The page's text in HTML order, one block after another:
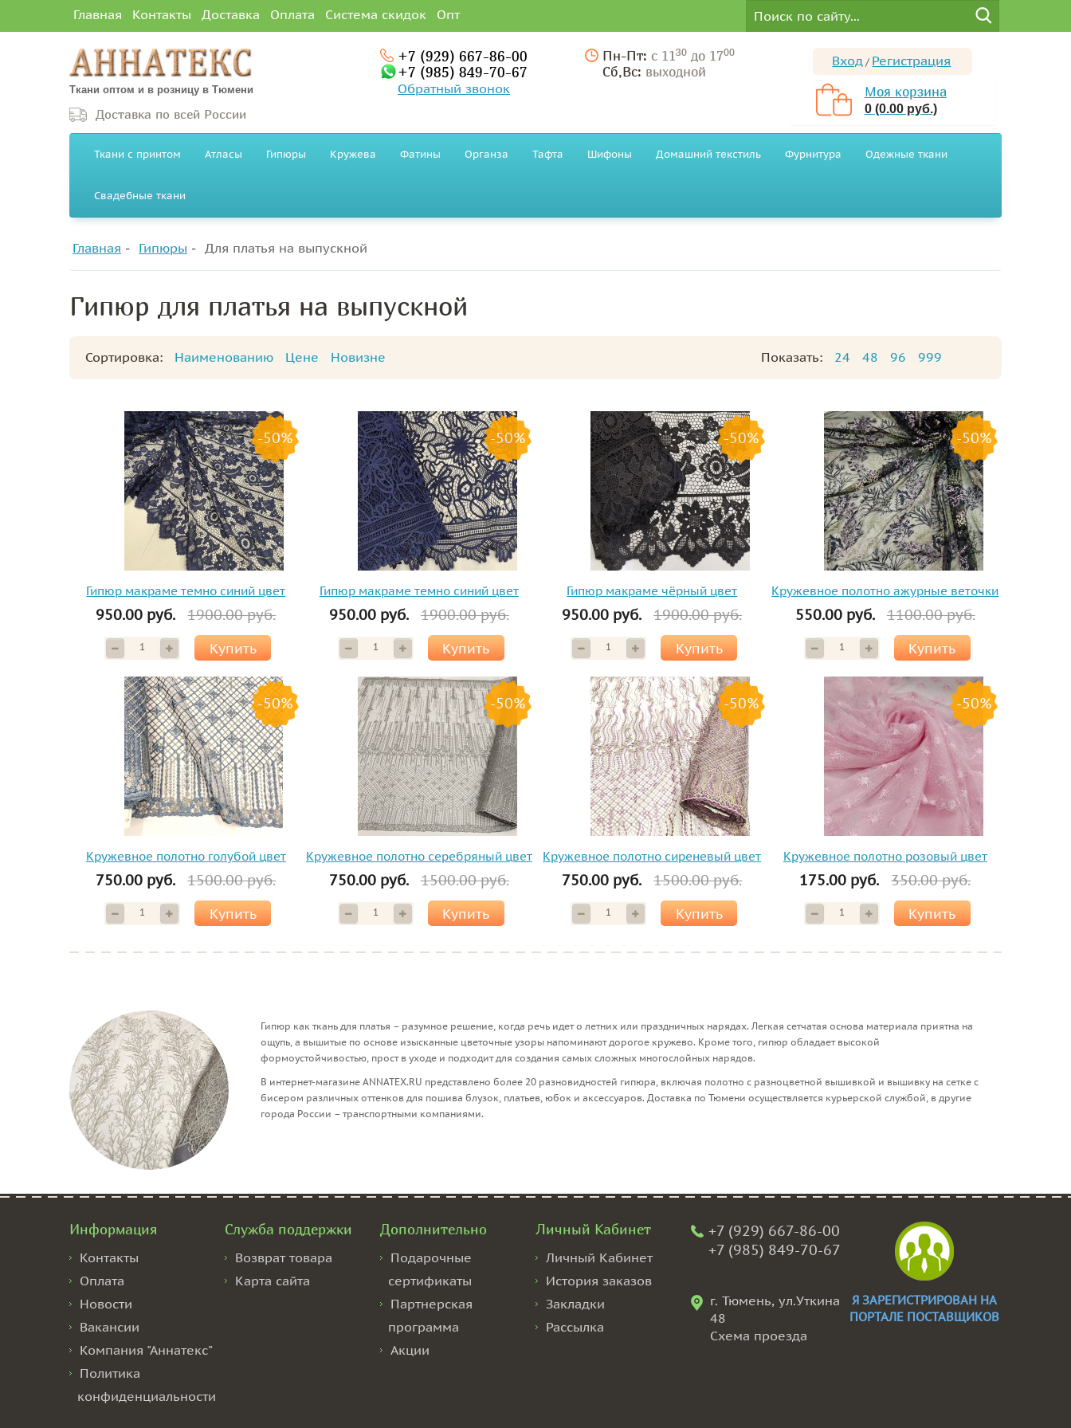
Главная Контакты Доставка Оплата Система скидок Опт
Ткани оптом и в розницу в Тюмени
Доставка по всей России
+7 (929) 667-86-00
+7 (985) 849-70-67
Обратный звонок
Пн-Пт: с 1130 до 1700
Сб,Вс: выходной
Вход / Регистрация
Моя корзина
0 (0.00 руб.)
Ткани с принтом Атласы Гипюры Кружева Фатины Органза Тафта Шифоны Домашний текстиль Фурнитура Одежные ткани
Свадебные ткани
Главная Гипюры Для платья на выпускной
Гипюр для платья на выпускной
Сортировка: Наименованию Цене Новизне Показать: 24 48 96 999
-50%
Гипюр макраме темно синий цвет
950.00 руб. 1900.00 руб.
Купить
-50%
Гипюр макраме темно синий цвет
950.00 руб. 1900.00 руб.
Купить
-50%
Гипюр макраме чёрный цвет
950.00 руб. 1900.00 руб.
Купить
-50%
Кружевное полотно ажурные веточки
550.00 руб. 1100.00 руб.
Купить
-50%
Кружевное полотно голубой цвет
750.00 руб. 1500.00 руб.
Купить
-50%
Кружевное полотно серебряный цвет
750.00 руб. 1500.00 руб.
Купить
-50%
Кружевное полотно сиреневый цвет
750.00 руб. 1500.00 руб.
Купить
-50%
Кружевное полотно розовый цвет
175.00 руб. 350.00 руб.
Купить
Гипюр как ткань для платья – разумное решение, когда речь идет о летних или праздничных нарядах. Легкая сетчатая основа материала приятна на
ощупь, а вышитые по основе изысканные цветочные узоры напоминают дорогое кружево. Кроме того, гипюр обладает высокой
формоустойчивостью, прост в уходе и подходит для создания самых сложных многослойных нарядов.
В интернет-магазине ANNATEX.RU представлено более 20 разновидностей гипюра, включая полотно с разноцветной вышивкой и вышивку на сетке с
бисером различных оттенков для пошива блузок, платьев, юбок и аксессуаров. Доставка по Тюмени осуществляется курьерской службой, в другие
города России – транспортными компаниями.
Информация
Контакты
Оплата
Новости
Вакансии
Компания "Аннатекс"
Политика
конфиденциальности
Служба поддержки
Возврат товара
Карта сайта
Дополнительно
Подарочные
сертификаты
Партнерская
программа
Акции
Личный Кабинет
Личный Кабинет
История заказов
Закладки
Рассылка
+7 (929) 667-86-00
+7 (985) 849-70-67
г. Тюмень, ул.Уткина
48
Схема проезда
Я ЗАРЕГИСТРИРОВАН НА
ПОРТАЛЕ ПОСТАВЩИКОВ